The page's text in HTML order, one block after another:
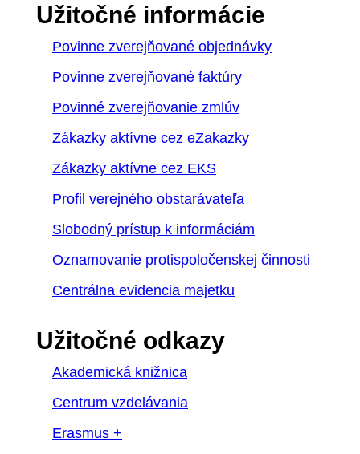
Užitočné informácie
Povinne zverejňované objednávky
Povinne zverejňované faktúry
Povinné zverejňovanie zmlúv
Zákazky aktívne cez eZakazky
Zákazky aktívne cez EKS
Profil verejného obstarávateľa
Slobodný prístup k informáciám
Oznamovanie protispoločenskej činnosti
Centrálna evidencia majetku
Užitočné odkazy
Akademická knižnica
Centrum vzdelávania
Erasmus +